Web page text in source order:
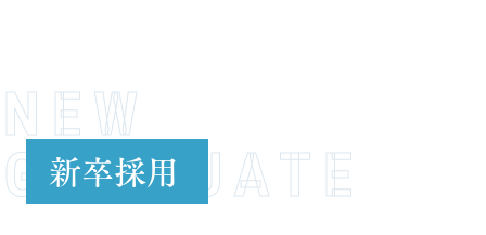
NEW
GRADUATE
新卒採用